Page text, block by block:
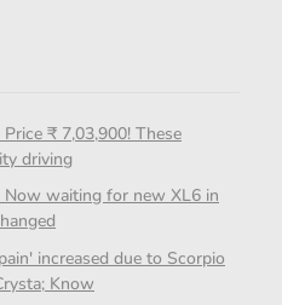
₹ 7,03,900! These
driving
Now waiting for new XL6 in
increased due to Scorpio
Know